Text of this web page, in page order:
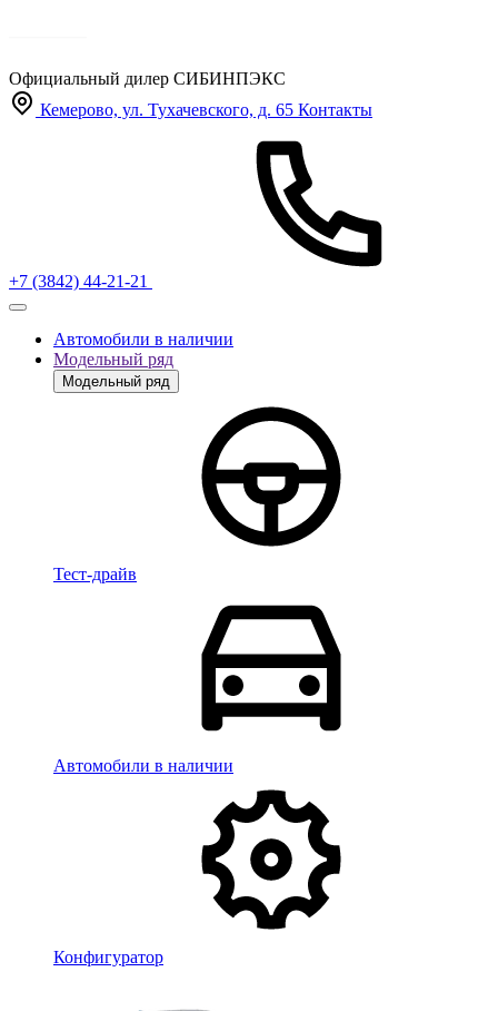
Официальный дилер СИБИНПЭКС
Кемерово, ул. Тухачевского, д. 65 Контакты
+7 (3842) 44-21-21
Автомобили в наличии
Модельный ряд
Модельный ряд
Тест-драйв
Автомобили в наличии
Конфигуратор